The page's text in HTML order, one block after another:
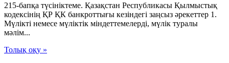
215-бапқа түсініктеме. Қазақстан Республикасы Қылмыстық
кодексінің ҚР ҚК банкроттығы кезіндегі заңсыз әрекеттер 1.
Мүлікті немесе мүліктік міндеттемелерді, мүлік туралы
мәлім...
Толық оқу »